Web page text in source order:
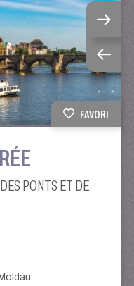
FAVORI
PONTS ET DE